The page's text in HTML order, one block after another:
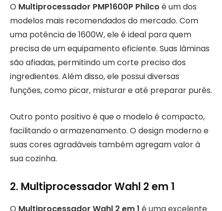
O Multiprocessador PMP1600P Philco é um dos
modelos mais recomendados do mercado. Com
uma potência de 1600W, ele é ideal para quem
precisa de um equipamento eficiente. Suas lâminas
são afiadas, permitindo um corte preciso dos
ingredientes. Além disso, ele possui diversas
funções, como picar, misturar e até preparar purês.
Outro ponto positivo é que o modelo é compacto,
facilitando o armazenamento. O design moderno e
suas cores agradáveis também agregam valor à
sua cozinha.
2. Multiprocessador Wahl 2 em 1
O Multiprocessador Wahl 2 em 1 é uma excelente